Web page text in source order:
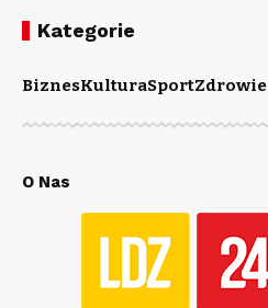
Kategorie
BiznesKulturaSportZdrowie
O Nas